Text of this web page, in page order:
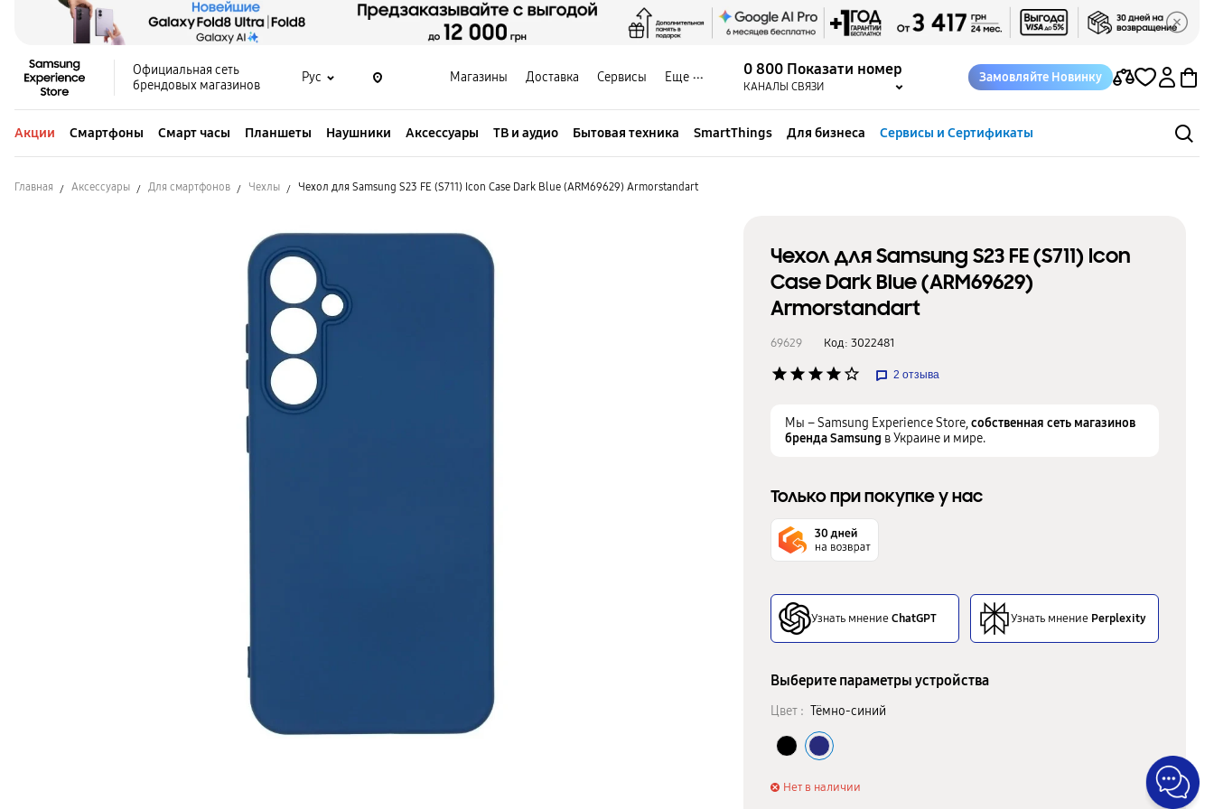
Официальная сеть
брендовых магазинов
Рус Магазины Доставка Сервисы Еще 0 800 Показати номер
КАНАЛЫ СВЯЗИ
Замовляйте Новинку
Акции Смартфоны Смарт часы Планшеты Наушники Аксессуары ТВ и аудио Бытовая техника SmartThings Для бизнеса Сервисы и Сертификаты
Главная Аксессуары Для смартфонов Чехлы Чехол для Samsung S23 FE (S711) Icon Case Dark Blue (ARM69629) Armorstandart
Чехол для Samsung S23 FE (S711) Icon
Case Dark Blue (ARM69629)
Armorstandart
69629 Код: 3022481
star star star star star_border 2 отзыва
Мы – Samsung Experience Store,собственная сеть магазинов
бренда Samsung в Украине и мире.
Только при покупке у нас
Узнать мнениеChatGPT Узнать мнение Perplexity
Выберите параметры устройства
Цвет : Тёмно-синий
Нет в наличии